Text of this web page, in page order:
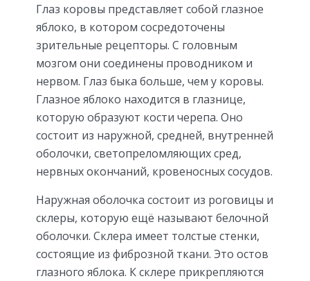
Глаз коровы представляет собой глазное
яблоко, в котором сосредоточены
зрительные рецепторы. С головным
мозгом они соединены проводником и
нервом. Глаз быка больше, чем у коровы.
Глазное яблоко находится в глазнице,
которую образуют кости черепа. Оно
состоит из наружной, средней, внутренней
оболочки, светопреломляющих сред,
нервных окончаний, кровеносных сосудов.
Наружная оболочка состоит из роговицы и
склеры, которую ещё называют белочной
оболочки. Склера имеет толстые стенки,
состоящие из фиброзной ткани. Это остов
глазного яблока. К склере прикрепляются